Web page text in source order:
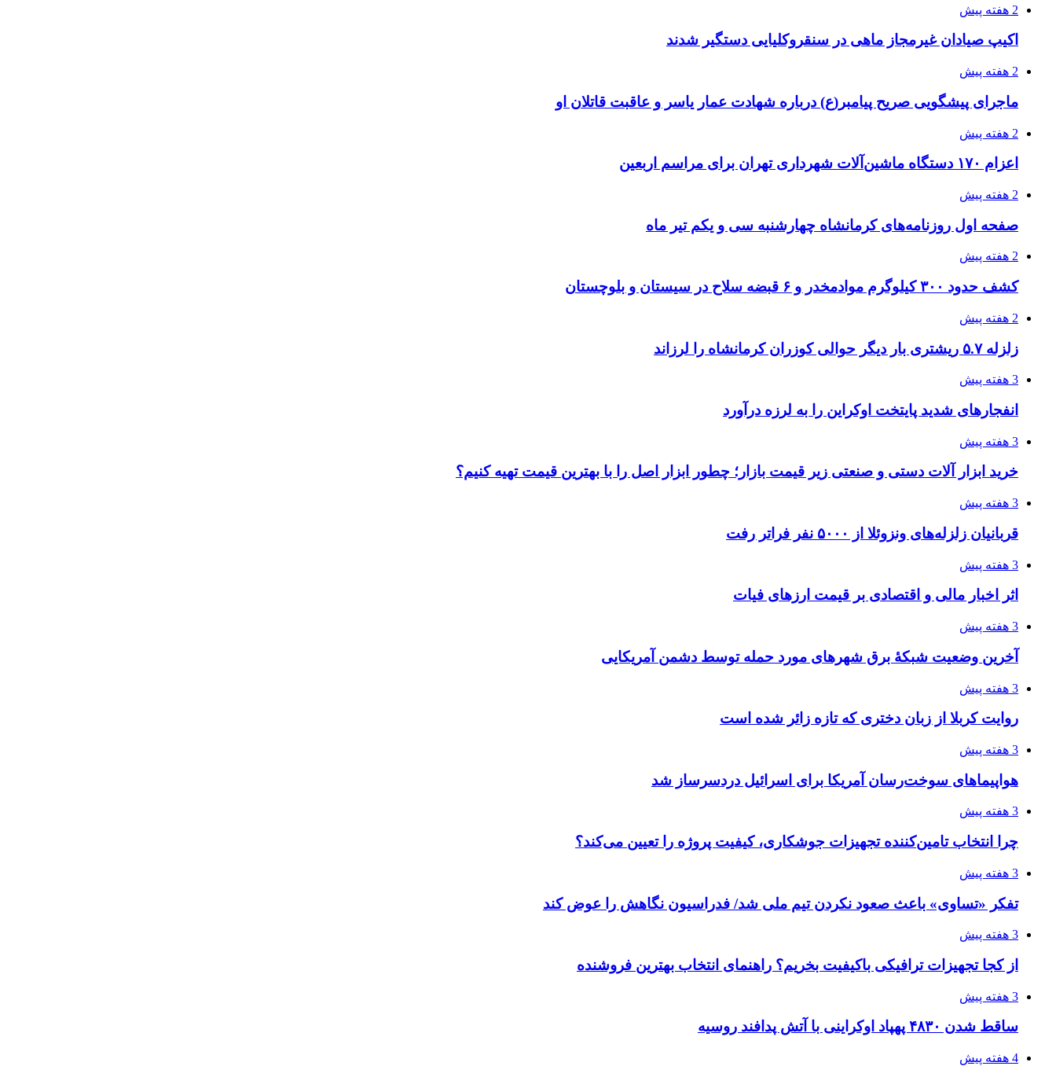
2 هفته پیش
اکیپ صیادان غیرمجاز ماهی در سنقروکلیایی دستگیر شدند
2 هفته پیش
ماجرای پیشگویی صریح پیامبر(ع) درباره شهادت عمار یاسر و عاقبت قاتلان او
2 هفته پیش
اعزام ۱۷۰ دستگاه ماشین‌آلات شهرداری تهران برای مراسم اربعین
2 هفته پیش
صفحه اول روزنامه‌های کرمانشاه چهارشنبه سی و یکم تیر ماه
2 هفته پیش
کشف حدود ۳۰۰ کیلوگرم موادمخدر و ۶ قبضه سلاح در سیستان و بلوچستان
2 هفته پیش
زلزله ۵.۷ ریشتری بار دیگر حوالی کوزران کرمانشاه را لرزاند
3 هفته پیش
انفجارهای شدید پایتخت اوکراین را به لرزه درآورد
3 هفته پیش
خرید ابزار آلات دستی و صنعتی زیر قیمت بازار؛ چطور ابزار اصل را با بهترین قیمت تهیه کنیم؟
3 هفته پیش
قربانیان زلزله‌های ونزوئلا از ۵۰۰۰ نفر فراتر رفت
3 هفته پیش
اثر اخبار مالی و اقتصادی بر قیمت ارزهای فیات
3 هفته پیش
آخرین وضعیت شبکۀ برق شهرهای مورد حمله توسط دشمن آمریکایی
3 هفته پیش
روایت کربلا از زبان دختری که تازه زائر شده است
3 هفته پیش
هواپیماهای سوخت‌رسان آمریکا برای اسرائیل دردسرساز شد
3 هفته پیش
چرا انتخاب تامین‌کننده تجهیزات جوشکاری، کیفیت پروژه را تعیین می‌کند؟
3 هفته پیش
تفکر «تساوی» باعث صعود نکردن تیم ملی شد/ فدراسیون نگاهش را عوض کند
3 هفته پیش
از کجا تجهیزات ترافیکی باکیفیت بخریم؟ راهنمای انتخاب بهترین فروشنده
3 هفته پیش
ساقط شدن ۴۸۳۰ پهپاد اوکراینی با آتش پدافند روسیه
4 هفته پیش